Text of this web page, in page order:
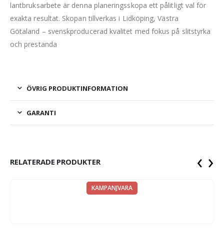
lantbruksarbete är denna planeringsskopa ett pålitligt val för
exakta resultat. Skopan tillverkas i Lidköping, Västra
Götaland – svenskproducerad kvalitet med fokus på slitstyrka
och prestanda
ÖVRIG PRODUKTINFORMATION
GARANTI
RELATERADE PRODUKTER
KAMPANJVARA
‹ ›